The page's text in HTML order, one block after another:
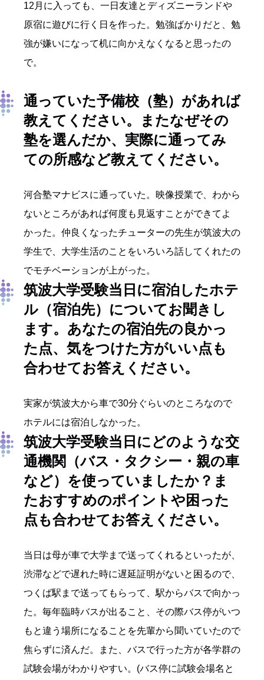
12月に入っても、一日友達とディズニーランドや
原宿に遊びに行く日を作った。勉強ばかりだと、勉
強が嫌いになって机に向かえなくなると思ったの
で。
通っていた予備校（塾）があれば
教えてください。またなぜその
塾を選んだか、実際に通ってみ
ての所感など教えてください。
河合塾マナビスに通っていた。映像授業で、わから
ないところがあれば何度も見返すことができてよ
かった。仲良くなったチューターの先生が筑波大の
学生で、大学生活のことをいろいろ話してくれたの
でモチベーションが上がった。
筑波大学受験当日に宿泊したホテ
ル（宿泊先）についてお聞きし
ます。あなたの宿泊先の良かっ
た点、気をつけた方がいい点も
合わせてお答えください。
実家が筑波大から車で30分ぐらいのところなので
ホテルには宿泊しなかった。
筑波大学受験当日にどのような交
通機関（バス・タクシー・親の車
など）を使っていましたか？ま
たおすすめのポイントや困った
点も合わせてお答えください。
当日は母が車で大学まで送ってくれるといったが、
渋滞などで遅れた時に遅延証明がないと困るので、
つくば駅まで送ってもらって、駅からバスで向かっ
た。毎年臨時バスが出ること、その際バス停がいつ
もと違う場所になることを先輩から聞いていたので
焦らずに済んだ。また、バスで行った方が各学群の
試験会場がわかりやすい。(バス停に試験会場名と